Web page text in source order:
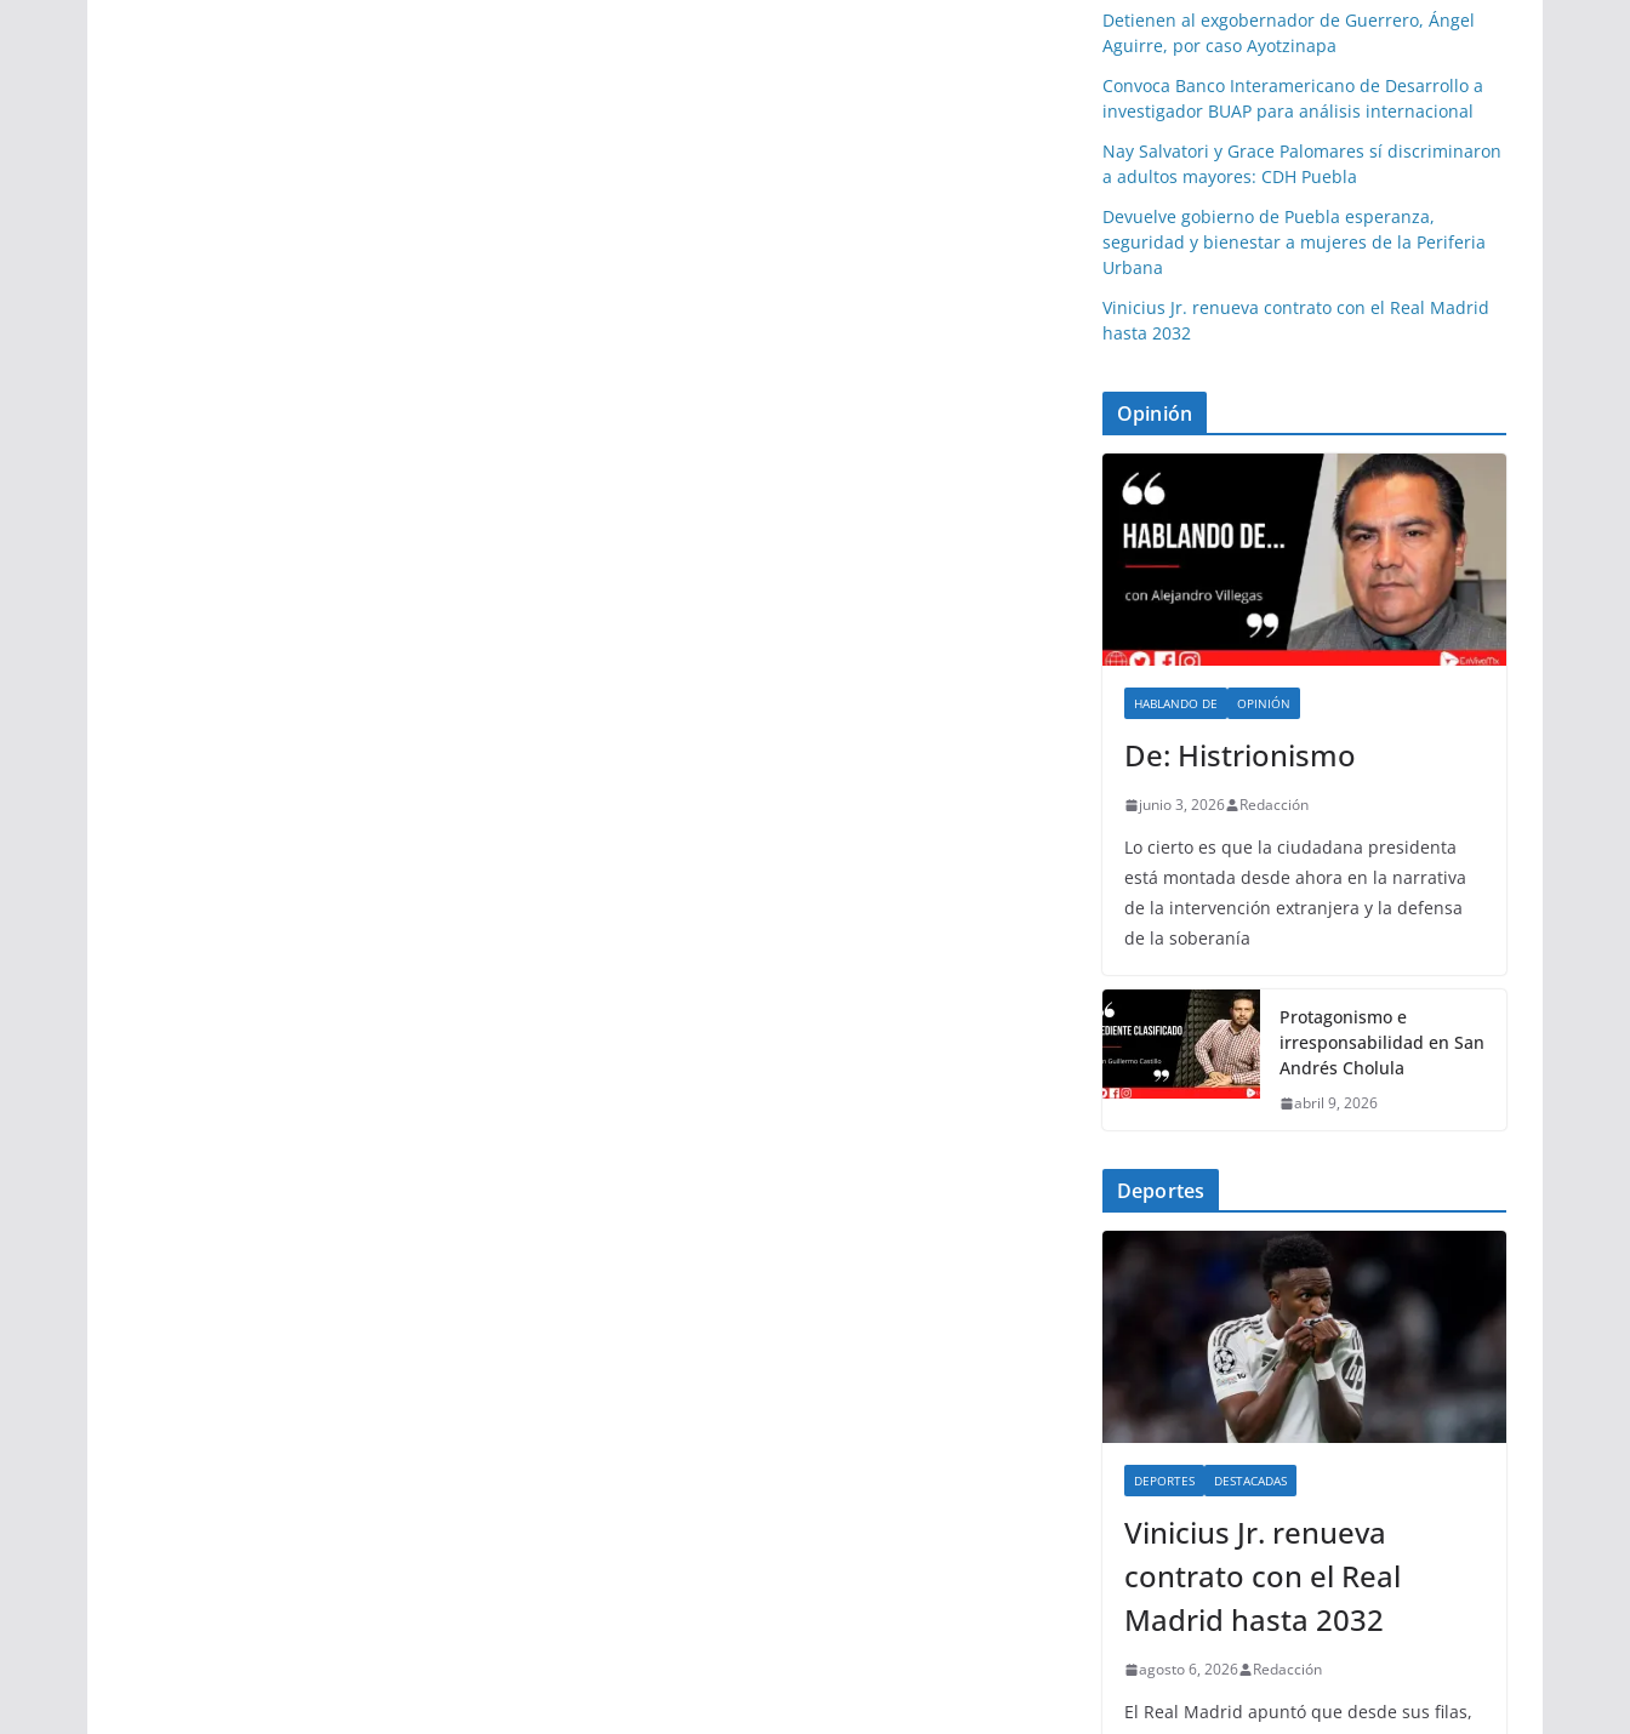
Detienen al exgobernador de Guerrero, Ángel
Aguirre, por caso Ayotzinapa
Convoca Banco Interamericano de Desarrollo a
investigador BUAP para análisis internacional
Nay Salvatori y Grace Palomares sí discriminaron
a adultos mayores: CDH Puebla
Devuelve gobierno de Puebla esperanza,
seguridad y bienestar a mujeres de la Periferia
Urbana
Vinicius Jr. renueva contrato con el Real Madrid
hasta 2032
Opinión
HABLANDO DE OPINIÓN
De: Histrionismo
junio 3, 2026 Redacción
Lo cierto es que la ciudadana presidenta
está montada desde ahora en la narrativa
de la intervención extranjera y la defensa
de la soberanía
Protagonismo e
irresponsabilidad en San
Andrés Cholula
abril 9, 2026
Deportes
DEPORTES DESTACADAS
Vinicius Jr. renueva
contrato con el Real
Madrid hasta 2032
agosto 6, 2026 Redacción
El Real Madrid apuntó que desde sus filas,